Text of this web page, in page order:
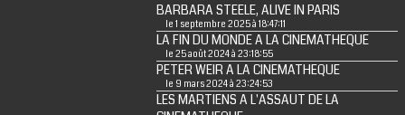
BARBARA STEELE, ALIVE IN PARIS
le 1 septembre 2025 à 18:47:11
LA FIN DU MONDE A LA CINEMATHEQUE
le 25 août 2024 à 23:18:55
PETER WEIR A LA CINEMATHEQUE
le 9 mars 2024 à 23:24:53
LES MARTIENS A L'ASSAUT DE LA